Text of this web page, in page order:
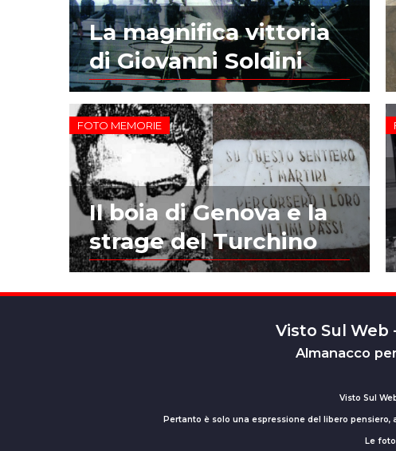
La magnifica vittoria
di Giovanni Soldini
FOTO MEMORIE
Il boia di Genova e la
strage del Turchino
Visto Sul
Almanacco
Visto Sul
Pertanto è solo una espressione del libero
Le